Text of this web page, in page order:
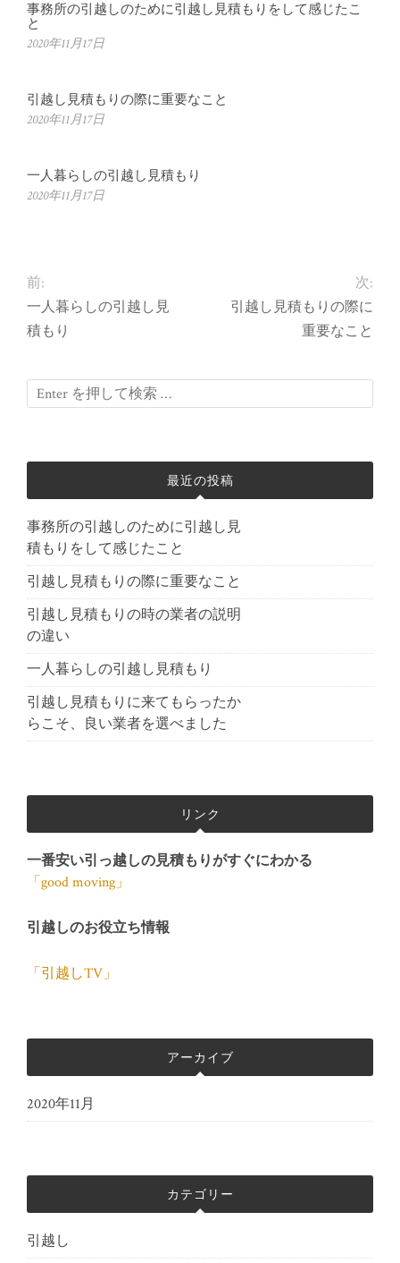
事務所の引越しのために引越し見積もりをして感じたこ
と
2020年11月17日
引越し見積もりの際に重要なこと
2020年11月17日
一人暮らしの引越し見積もり
2020年11月17日
前:
一人暮らしの引越し見
積もり
次:
引越し見積もりの際に
重要なこと
最近の投稿
事務所の引越しのために引越し見
積もりをして感じたこと
引越し見積もりの際に重要なこと
引越し見積もりの時の業者の説明
の違い
一人暮らしの引越し見積もり
引越し見積もりに来てもらったか
らこそ、良い業者を選べました
リンク
一番安い引っ越しの見積もりがすぐにわかる
「good moving」
引越しのお役立ち情報
「引越しTV」
アーカイブ
2020年11月
カテゴリー
引越し